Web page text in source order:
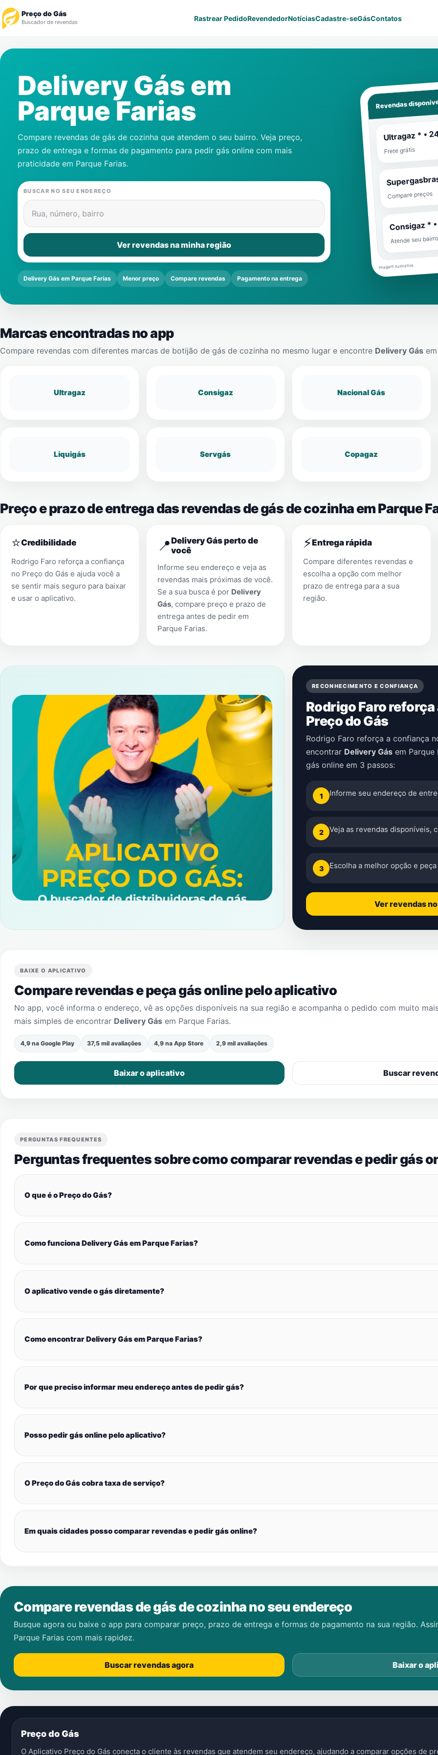
Preço do Gás
Buscador de revendas Rastrear PedidoRevendedorNotíciasCadastre-seGásContatos
Revendedor
Notícias
Gás
Contatos
Delivery Gás em
Parque Farias
Compare revendas de gás de cozinha que atendem o seu bairro. Veja preço,
prazo de entrega e formas de pagamento para pedir gás online com mais
praticidade em Parque Farias.
BUSCAR NO SEU ENDEREÇO
Rua, número, bairro
Ver revendas na minha região
Delivery Gás em Parque Farias Menor preço Compare revendas Pagamento na entrega
Revendas
Ultragaz * •
Frete grátis
Compare preços
Consigaz *
Atende seu
Imagem ilustrativa
Marcas encontradas no app
Compare revendas com diferentes marcas de botijão de gás de cozinha no mesmo lugar e encontre Delivery Gás
Ultragaz Consigaz Nacional Gás
Liquigás Servgás Copagaz
Preço e prazo de entrega das revendas de gás de cozinha em Parque
⭐Credibilidade
Rodrigo Faro reforça a confiança
no Preço do Gás e ajuda você a
se sentir mais seguro para baixar
e usar o aplicativo.
📍Delivery Gás perto de
você
Informe seu endereço e veja as
revendas mais próximas de você.
Se a sua busca é por Delivery
Gás, compare preço e prazo de
entrega antes de pedir em
Parque Farias.
⚡Entrega rápida
Compare diferentes revendas e
escolha a opção com melhor
prazo de entrega para a sua
região.
RECONHECIMENTO E CONFIANÇA
Rodrigo Faro
Preço do Gás
Rodrigo Faro reforça a confiança
encontrar Delivery Gás em Parque
gás online em 3 passos:
1 Informe seu endereço de
2 Veja as revendas disponíveis,
3 Escolha a melhor opção e
Ver revendas
BAIXE O APLICATIVO
Compare revendas e peça gás online pelo aplicativo
No app, você informa o endereço, vê as opções disponíveis na sua região e acompanha o pedido com muito
mais simples de encontrar Delivery Gás em Parque Farias.
4,9 na Google Play 37,5 mil avaliações 4,9 na App Store 2,9 mil avaliações
Baixar o aplicativo Buscar
PERGUNTAS FREQUENTES
Perguntas frequentes sobre como comparar revendas e pedir gás
O que é o Preço do Gás?
Como funciona Delivery Gás em Parque Farias?
O aplicativo vende o gás diretamente?
Como encontrar Delivery Gás em Parque Farias?
Por que preciso informar meu endereço antes de pedir gás?
Posso pedir gás online pelo aplicativo?
O Preço do Gás cobra taxa de serviço?
Em quais cidades posso comparar revendas e pedir gás online?
Compare revendas de gás de cozinha no seu endereço
Busque agora ou baixe o app para comparar preço, prazo de entrega e formas de pagamento na sua região.
Parque Farias com mais rapidez.
Buscar revendas agora Baixar o
Preço do Gás
O Aplicativo Preço do Gás conecta o cliente às revendas que atendem seu endereço, ajudando a comparar opções de